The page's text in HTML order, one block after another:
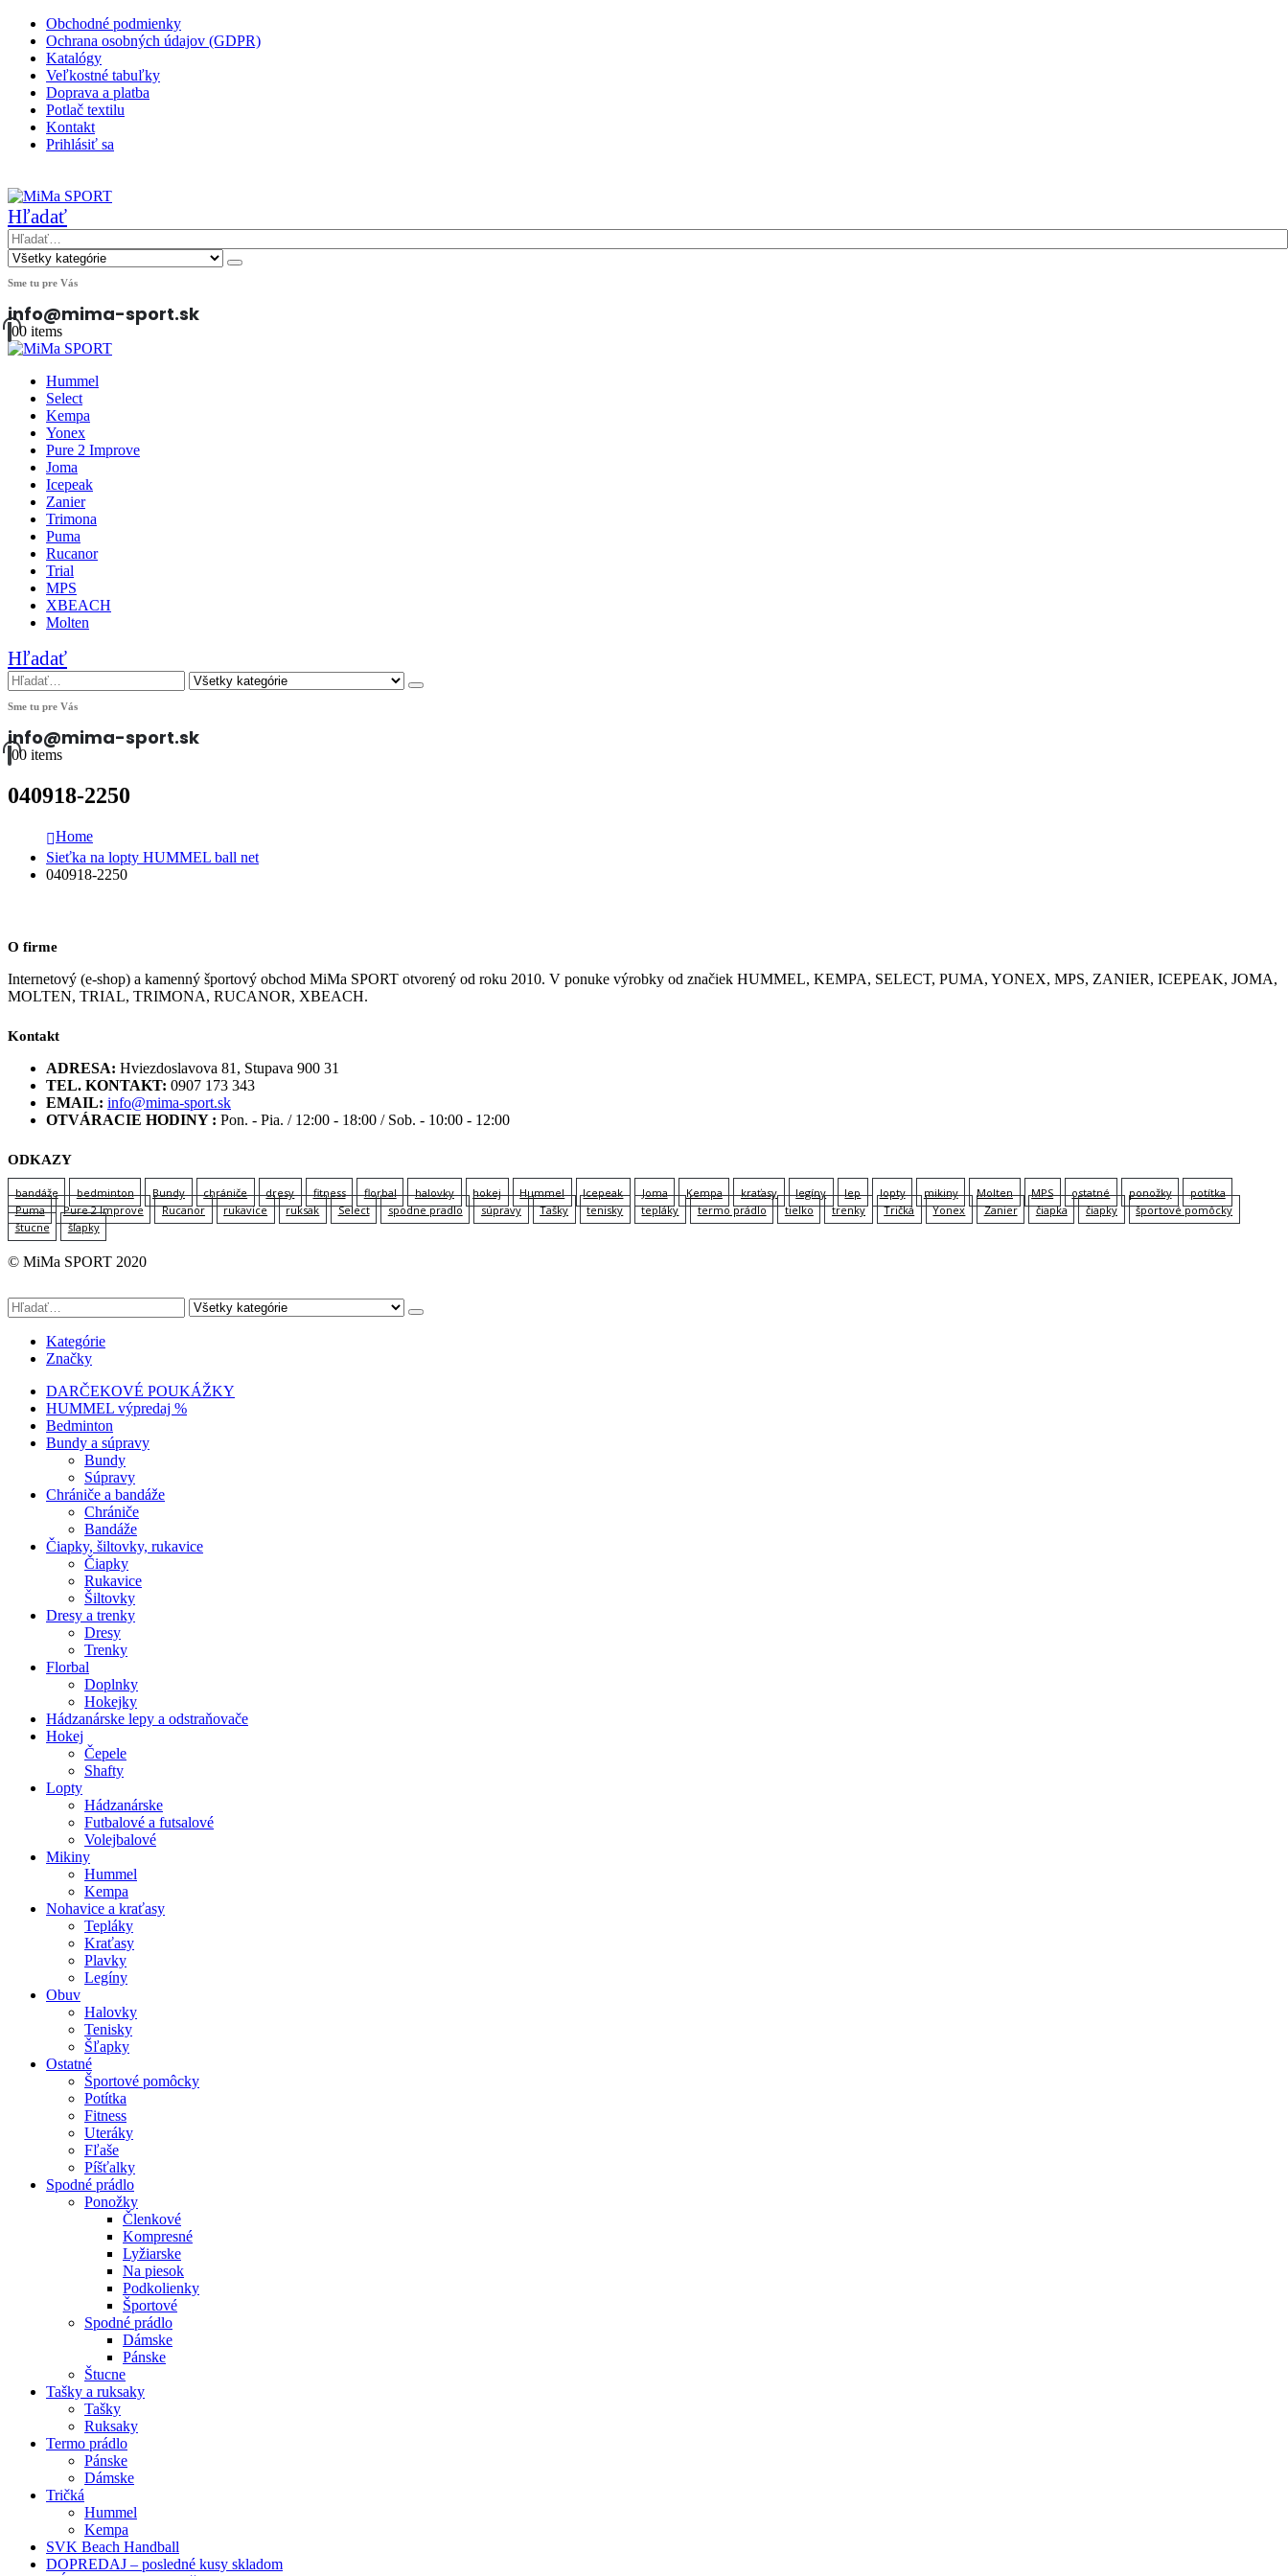
Obchodné podmienky
Ochrana osobných údajov (GDPR)
Katalógy
Veľkostné tabuľky
Doprava a platba
Potlač textilu
Kontakt
Prihlásiť sa
Hľadať
Sme tu pre Vás
info@mima-sport.sk
00 items
Hummel
Select
Kempa
Yonex
Pure 2 Improve
Joma
Icepeak
Zanier
Trimona
Puma
Rucanor
Trial
MPS
XBEACH
Molten
Hľadať
Sme tu pre Vás
info@mima-sport.sk
00 items
040918-2250
Home
Sieťka na lopty HUMMEL ball net
040918-2250
O firme
Internetový (e-shop) a kamenný športový obchod MiMa SPORT otvorený od roku 2010. V ponuke výrobky od značiek HUMMEL, KEMPA, SELECT, PUMA, YONEX, MPS, ZANIER, ICEPEAK, JOMA,
MOLTEN, TRIAL, TRIMONA, RUCANOR, XBEACH.
Kontakt
ADRESA: Hviezdoslavova 81, Stupava 900 31
TEL. KONTAKT: 0907 173 343
EMAIL: info@mima-sport.sk
OTVÁRACIE HODINY : Pon. - Pia. / 12:00 - 18:00 / Sob. - 10:00 - 12:00
ODKAZY
bandáže bedminton Bundy chrániče dresy fitness florbal halovky hokej Hummel Icepeak Joma Kempa kraťasy legíny lep lopty mikiny Molten MPS ostatné ponožky
potítka
Puma
Pure 2 Improve Rucanor rukavice ruksak Select spodne pradlo súpravy Tašky tenisky tepláky termo prádlo tielko trenky Tričká Yonex Zanier čiapka čiapky
športové pomôcky
štucne
šľapky
© MiMa SPORT 2020
Kategórie
Značky
DARČEKOVÉ POUKÁŽKY
HUMMEL výpredaj %
Bedminton
Bundy a súpravy
Bundy
Súpravy
Chrániče a bandáže
Chrániče
Bandáže
Čiapky, šiltovky, rukavice
Čiapky
Rukavice
Šiltovky
Dresy a trenky
Dresy
Trenky
Florbal
Doplnky
Hokejky
Hádzanárske lepy a odstraňovače
Hokej
Čepele
Shafty
Lopty
Hádzanárske
Futbalové a futsalové
Volejbalové
Mikiny
Hummel
Kempa
Nohavice a kraťasy
Tepláky
Kraťasy
Plavky
Legíny
Obuv
Halovky
Tenisky
Šľapky
Ostatné
Športové pomôcky
Potítka
Fitness
Uteráky
Fľaše
Píšťalky
Spodné prádlo
Ponožky
Členkové
Kompresné
Lyžiarske
Na piesok
Podkolienky
Športové
Spodné prádlo
Dámske
Pánske
Štucne
Tašky a ruksaky
Tašky
Ruksaky
Termo prádlo
Pánske
Dámske
Tričká
Hummel
Kempa
SVK Beach Handball
DOPREDAJ – posledné kusy skladom